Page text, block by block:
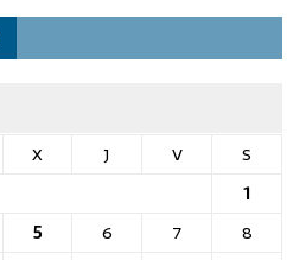
X J V
S
1
5 6 7
8